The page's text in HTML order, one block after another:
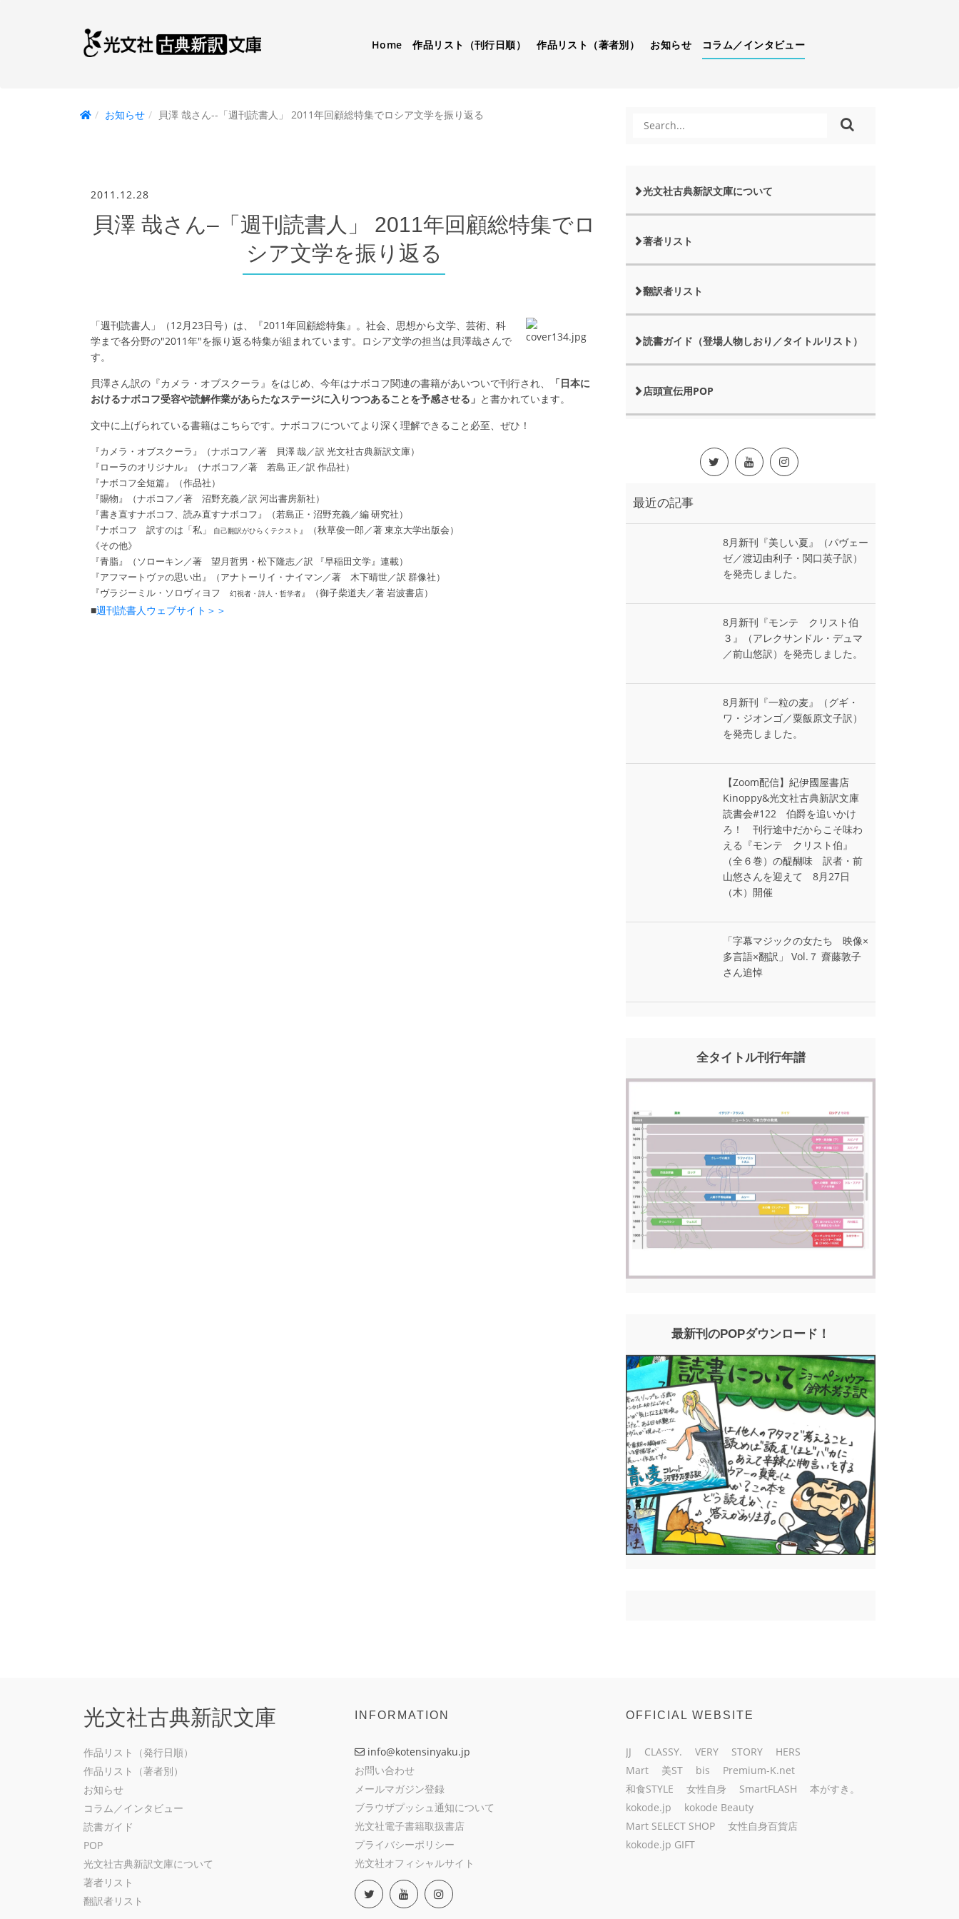
Home 作品リスト（刊行日順） 作品リスト（著者別） お知らせ コラム／インタビュー
お知らせ 貝澤 哉さん--「週刊読書人」 2011年回顧総特集でロシア文学を振り返る
2011.12.28
貝澤 哉さん–「週刊読書人」 2011年回顧総特集でロ
シア文学を振り返る
「週刊読書人」（12月23日号）は、『2011年回顧総特集』。社会、思想から文学、芸術、科
学まで各分野の"2011年"を振り返る特集が組まれています。ロシア文学の担当は貝澤哉さんで
す。
貝澤さん訳の『カメラ・オブスクーラ』をはじめ、今年はナボコフ関連の書籍があいついで刊行され、
「日本に
おけるナボコフ受容や読解作業があらたなステージに入りつつあることを予感させる」 と書かれています。
文中に上げられている書籍はこちらです。ナボコフについてより深く理解できること必至、ぜひ！
『カメラ・オブスクーラ』（ナボコフ／著 貝澤 哉／訳 光文社古典新訳文庫）
『ローラのオリジナル』（ナボコフ／著 若島 正／訳 作品社）
『ナボコフ全短篇』（作品社）
『賜物』（ナボコフ／著 沼野充義／訳 河出書房新社）
『書き直すナボコフ、読み直すナボコフ』（若島正・沼野充義／編 研究社）
『ナボコフ 訳すのは「私」
自己翻訳がひらくテクスト 』（秋草俊一郎／著 東京大学出版会）
《その他》
『青脂』（ソローキン／著 望月哲男・松下隆志／訳 『早稲田文学』連載）
『アフマートヴァの思い出』（アナトーリイ・ナイマン／著 木下晴世／訳 群像社）
『ヴラジーミル・ソロヴィヨフ
幻視者・詩人・哲学者』（御子柴道夫／著 岩波書店）
■週刊読書人ウェブサイト＞＞
光文社古典新訳文庫について
著者リスト
翻訳者リスト
読書ガイド（登場人物しおり／タイトルリスト）
店頭宣伝用POP
最近の記事
8月新刊『美しい夏』（パヴェー
ゼ／渡辺由利子・関口英子訳）
を発売しました。
8月新刊『モンテ゠クリスト伯
３』（アレクサンドル・デュマ
／前山悠訳）を発売しました。
8月新刊『一粒の麦』（グギ・
ワ・ジオンゴ／粟飯原文子訳）
を発売しました。
【Zoom配信】紀伊國屋書店
Kinoppy&光文社古典新訳文庫
読書会#122 伯爵を追いかけ
ろ！ 刊行途中だからこそ味わ
える『モンテ゠クリスト伯』
（全６巻）の醍醐味 訳者・前
山悠さんを迎えて 8月27日
（木）開催
「字幕マジックの女たち 映像×
多言語×翻訳」 Vol.７ 齋藤敦子
さん追悼
全タイトル刊行年譜
最新刊のPOPダウンロード！
光文社古典新訳文庫
作品リスト（発行日順）
作品リスト（著者別）
お知らせ
コラム／インタビュー
読書ガイド
POP
光文社古典新訳文庫について
著者リスト
翻訳者リスト
INFORMATION
info@kotensinyaku.jp
お問い合わせ
メールマガジン登録
ブラウザプッシュ通知について
光文社電子書籍取扱書店
プライバシーポリシー
光文社オフィシャルサイト
OFFICIAL WEBSITE
JJ CLASSY. VERY STORY
HERS
Mart
美ST bis
Premium-K.net
和食STYLE
女性自身 SmartFLASH
本がすき。
kokode.jp
kokode Beauty
Mart SELECT SHOP
女性自身百貨店
kokode.jp GIFT